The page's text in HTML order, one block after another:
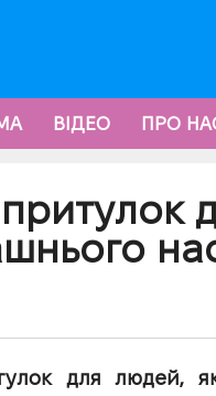
ВІДЕО ПРО
для людей,